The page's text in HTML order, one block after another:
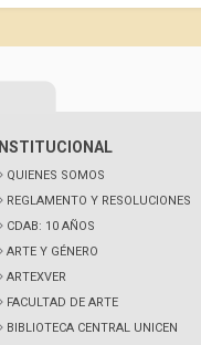
INSTITUCIONAL
QUIENES SOMOS
REGLAMENTO Y RESOLUCIONES
CDAB: 10 AÑOS
ARTE Y GÉNERO
ARTEXVER
FACULTAD DE ARTE
BIBLIOTECA CENTRAL UNICEN